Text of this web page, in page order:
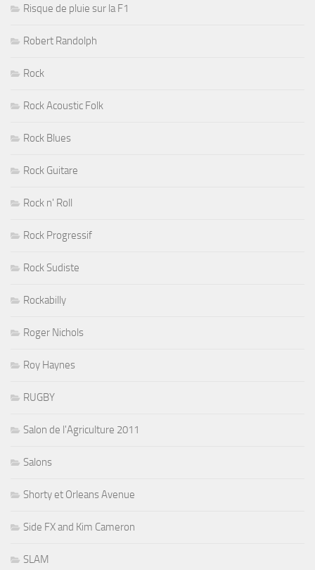
Risque de pluie sur la F1
Robert Randolph
Rock
Rock Acoustic Folk
Rock Blues
Rock Guitare
Rock n' Roll
Rock Progressif
Rock Sudiste
Rockabilly
Roger Nichols
Roy Haynes
RUGBY
Salon de l'Agriculture 2011
Salons
Shorty et Orleans Avenue
Side FX and Kim Cameron
SLAM